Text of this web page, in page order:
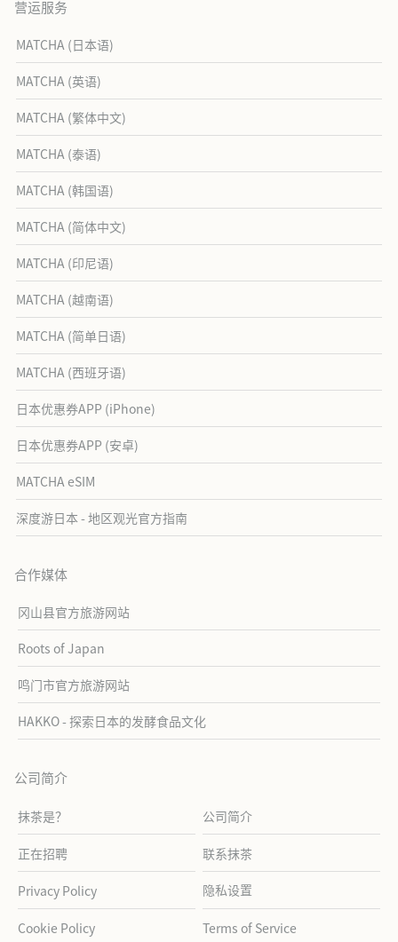
营运服务
MATCHA (日本语)
MATCHA (英语)
MATCHA (繁体中文)
MATCHA (泰语)
MATCHA (韩国语)
MATCHA (简体中文)
MATCHA (印尼语)
MATCHA (越南语)
MATCHA (简单日语)
MATCHA (西班牙语)
日本优惠券APP (iPhone)
日本优惠券APP (安卓)
MATCHA eSIM
深度游日本 - 地区观光官方指南
合作媒体
冈山县官方旅游网站
Roots of Japan
鸣门市官方旅游网站
HAKKO - 探索日本的发酵食品文化
公司简介
抹茶是？ 公司简介
正在招聘 联系抹茶
Privacy Policy 隐私设置
Cookie Policy Terms of Service